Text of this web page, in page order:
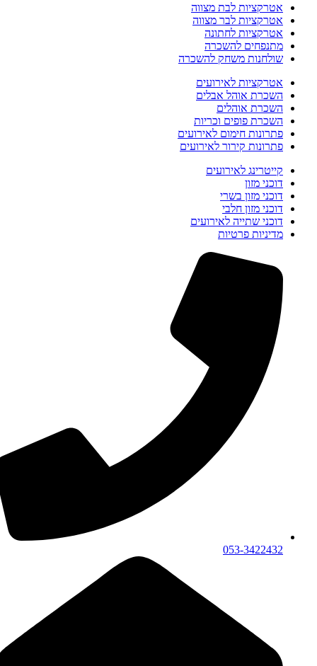
אטרקציות לבת מצווה
אטרקציות לבר מצווה
אטרקציות לחתונה
מתנפחים להשכרה
שולחנות משחק להשכרה
אטרקציות לאירועים
השכרת אוהל אבלים
השכרת אוהלים
השכרת פופים וכריות
פתרונות חימום לאירועים
פתרונות קירור לאירועים
קייטרינג לאירועים
דוכני מזון
דוכני מזון בשרי
דוכני מזון חלבי
דוכני שתייה לאירועים
מדיניות פרטיות
053-3422432